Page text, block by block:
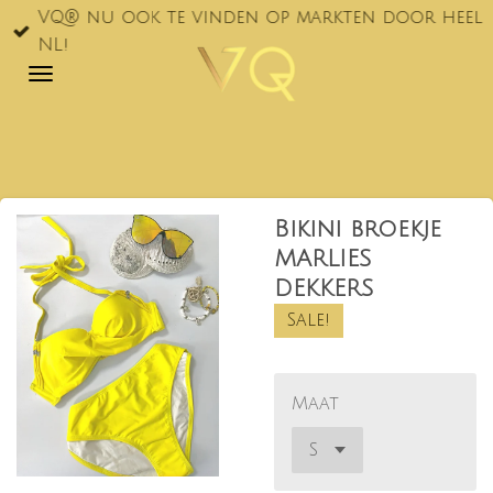
Ga
direct
naar
VQ® nu ook te vinden op markten door heel
NL!
Bikini broekje
MARLIES
DEKKERS
Sale!
Maat